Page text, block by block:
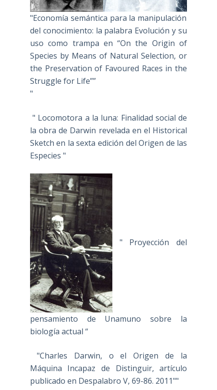
"Economía semántica para la manipulación
del conocimiento: la palabra Evolución y su
uso como trampa en “On the Origin of
Species by Means of Natural Selection, or
the Preservation of Favoured Races in the
Struggle for Life””
"
" Locomotora a la luna: Finalidad social de
la obra de Darwin revelada en el Historical
Sketch en la sexta edición del Origen de las
Especies "
" Proyección del
pensamiento de Unamuno sobre la
biología actual “
"Charles Darwin, o el Origen de la
Máquina Incapaz de Distinguir, artículo
publicado en Despalabro V, 69-86. 2011""